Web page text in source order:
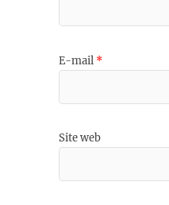
E-mail *
Site web